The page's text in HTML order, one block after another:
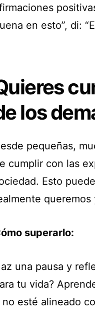
en esto”, di:
los
pequeñas,
cumplir con las
Esto
queremos
superarlo:
una pausa y
tu vida?
no esté alineado